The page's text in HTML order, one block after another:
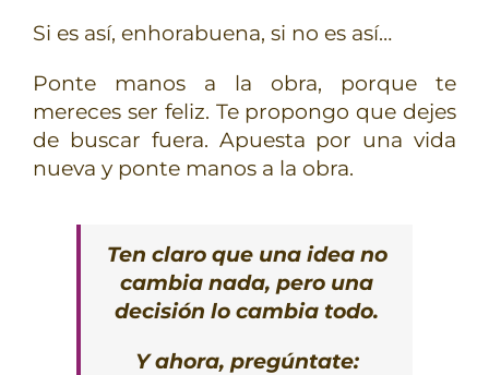
Si es así, enhorabuena, si no es así…
Ponte manos a la obra, porque te
mereces ser feliz. Te propongo que dejes
de buscar fuera. Apuesta por una vida
nueva y ponte manos a la obra.
Ten claro que una idea no
cambia nada, pero una
decisión lo cambia todo.
Y ahora, pregúntate: